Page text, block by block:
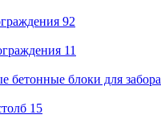
92
11
бетонные блоки для забора
15